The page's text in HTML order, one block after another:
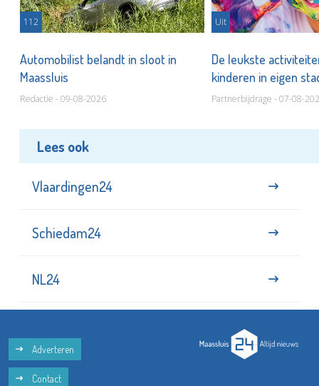
112
Automobilist belandt in sloot in
Maassluis
Redactie - 09-08-2026
Uit
De leukste
kinderen in eigen
Partnerbijdrage - 07-08-
Lees ook
Vlaardingen24
Schiedam24
NL24
Adverteren
Contact